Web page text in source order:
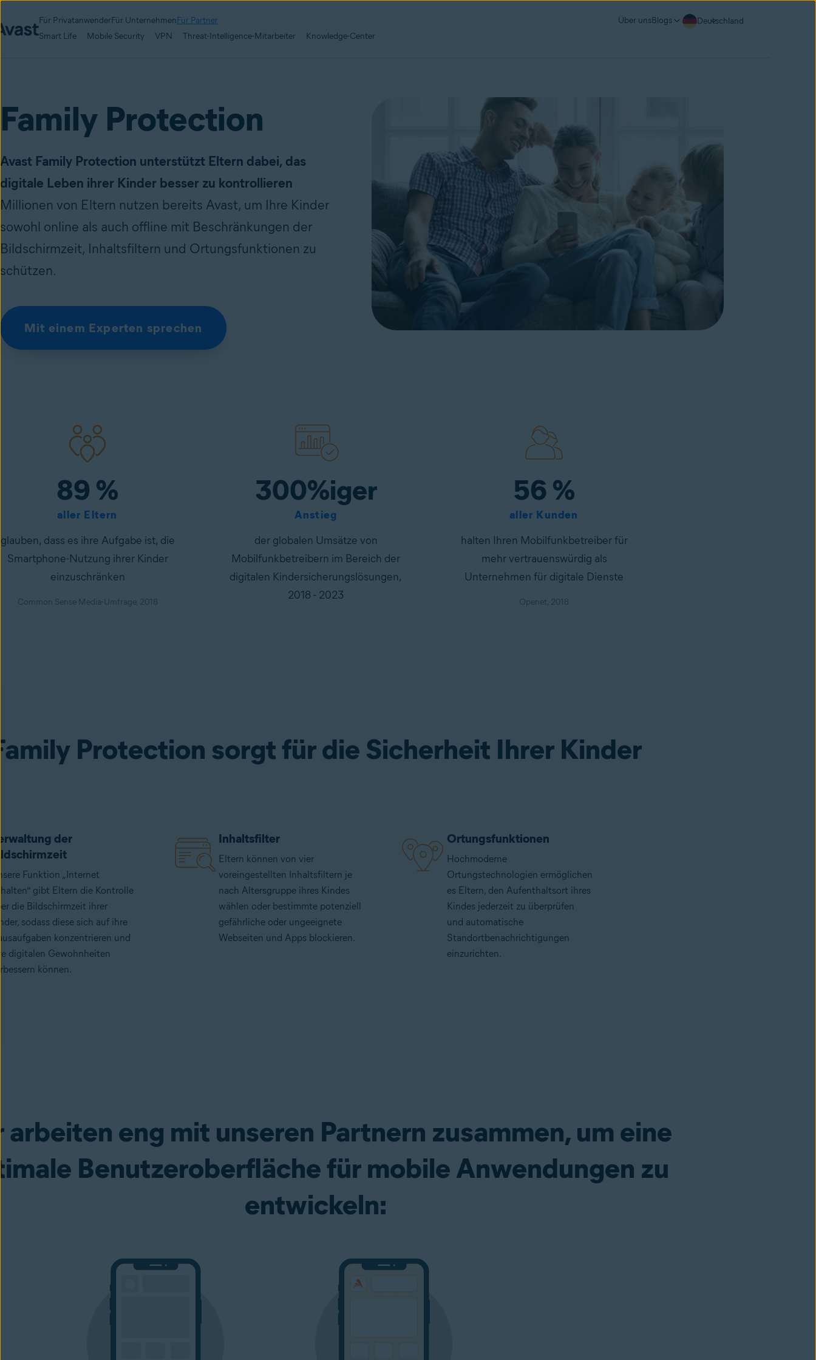
Für PrivatanwenderFür UnternehmenFür Partner Über unsBlogs
Deutschland
Smart Life
Mobile Security VPN Threat-Intelligence-Mitarbeiter Knowledge-Center
Family Protection
Avast Family Protection unterstützt Eltern dabei, das
digitale Leben ihrer Kinder besser zu kontrollieren
Millionen von Eltern nutzen bereits Avast, um Ihre Kinder
sowohl online als auch offline mit Beschränkungen der
Bildschirmzeit, Inhaltsfiltern und Ortungsfunktionen zu
schützen.
Mit einem Experten sprechen
89 %
aller Eltern
glauben, dass es ihre Aufgabe ist, die
Smartphone-Nutzung ihrer Kinder
einzuschränken
Common Sense Media-Umfrage, 2018
300%iger
Anstieg
der globalen Umsätze von
Mobilfunkbetreibern im Bereich der
digitalen Kindersicherungslösungen,
2018 - 2023
56 %
aller Kunden
halten Ihren Mobilfunkbetreiber für
mehr vertrauenswürdig als
Unternehmen für digitale Dienste
Openet, 2018
Protection sorgt für die Sicherheit Ihrer Kinder
der
Funktion „Internet
gibt Eltern die Kontrolle
die Bildschirmzeit ihrer
sodass diese sich auf ihre
konzentrieren und
digitalen Gewohnheiten
können.
Inhaltsfilter
Eltern können von vier
voreingestellten Inhaltsfiltern je
nach Altersgruppe ihres Kindes
wählen oder bestimmte potenziell
gefährliche oder ungeeignete
Webseiten und Apps blockieren.
Ortungsfunktionen
Hochmoderne
Ortungstechnologien ermöglichen
es Eltern, den Aufenthaltsort ihres
Kindes jederzeit zu überprüfen
und automatische
Standortbenachrichtigungen
einzurichten.
arbeiten eng mit unseren Partnern zusammen, um eine
Benutzeroberfläche für mobile Anwendungen zu
entwickeln: